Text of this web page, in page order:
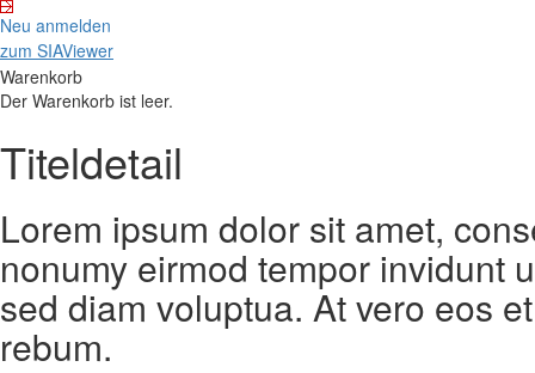
Neu anmelden
zum SIAViewer
Warenkorb
Der Warenkorb ist leer.
Titeldetail
Lorem ipsum dolor sit amet,
nonumy eirmod tempor invidunt
sed diam voluptua. At vero eos
rebum.